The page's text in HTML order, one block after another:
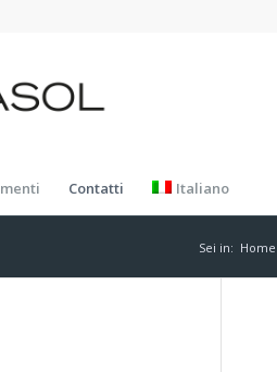
Contatti Italiano
Sei in: Home